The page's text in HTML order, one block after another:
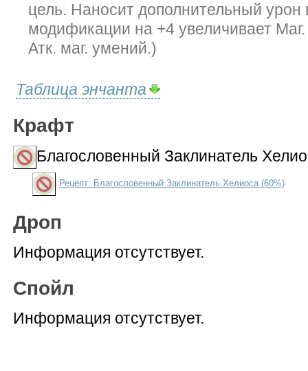
цель. Наносит дополнительный урон
модификации на +4 увеличивает Маг.
Атк. маг. умений.)
Таблица энчанта
Крафт
Благословенный Заклинатель
Рецепт: Благословенный Заклинатель Хелиоса (60%)
Дроп
Информация отсутствует.
Спойл
Информация отсутствует.